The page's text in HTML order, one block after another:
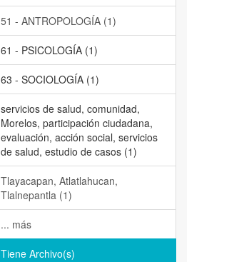
51 - ANTROPOLOGÍA (1)
61 - PSICOLOGÍA (1)
63 - SOCIOLOGÍA (1)
servicios de salud, comunidad,
Morelos, participación ciudadana,
evaluación, acción social, servicios
de salud, estudio de casos (1)
Tlayacapan, Atlatlahucan,
Tlalnepantla (1)
... más
Tiene Archivo(s)